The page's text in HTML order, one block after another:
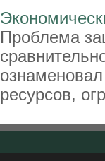
Проблема
ресурсов,